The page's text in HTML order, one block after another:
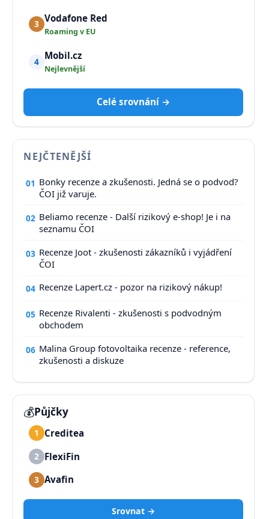
3 Vodafone Red
Roaming v EU
4 Mobil.cz
Nejlevnější
Celé srovnání →
NEJČTENĚJŠÍ
01 Bonky recenze a zkušenosti. Jedná se o podvod?
ČOI již varuje.
02 Beliamo recenze - Další rizikový e-shop! Je i na
seznamu ČOI
03 Recenze Joot - zkušenosti zákazníků i vyjádření
ČOI
04 Recenze Lapert.cz - pozor na rizikový nákup!
05 Recenze Rivalenti - zkušenosti s podvodným
obchodem
06 Malina Group fotovoltaika recenze - reference,
zkušenosti a diskuze
💰Půjčky
1 Creditea
2 FlexiFin
3 Avafin
Srovnat →